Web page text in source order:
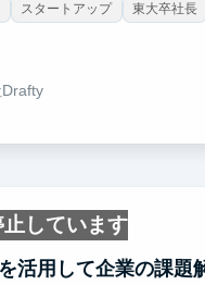
スタートアップ
東大卒社長
しています
活用して企業の課題